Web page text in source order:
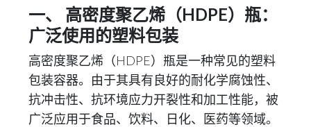
知识中心
关于我们
联系我们
简体中文 English (US)
一、 高密度聚乙烯（HDPE）瓶：
广泛使用的塑料包装
高密度聚乙烯（HDPE）瓶是一种常见的塑料
包装容器。由于其具有良好的耐化学腐蚀性、
抗冲击性、抗环境应力开裂性和加工性能，被
广泛应用于食品、饮料、日化、医药等领域。